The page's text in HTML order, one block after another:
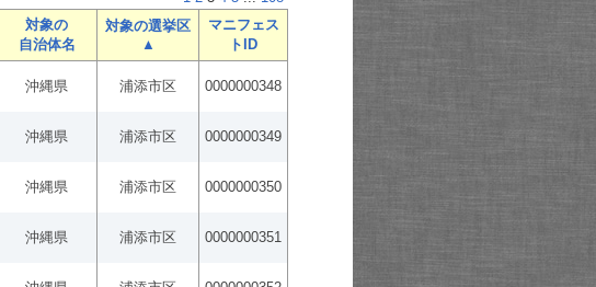
対象の
自治体名
対象の選挙区
▲
マニフェス
トID
沖縄県 浦添市区 0000000348
沖縄県 浦添市区 0000000349
沖縄県 浦添市区 0000000350
沖縄県 浦添市区 0000000351